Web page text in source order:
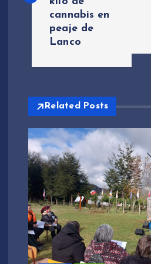
c
ó
n
d
e
cannabis en
peaje de
Lanco
Related Posts